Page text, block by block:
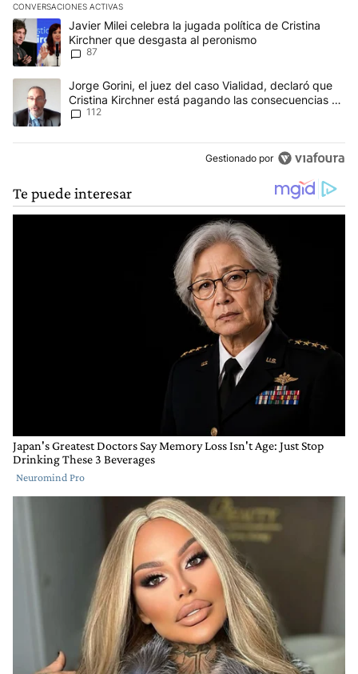
CONVERSACIONES ACTIVAS
Este listado muestra los artículos con más comentarios en los
Un artículo de tendencia con el título "Javier Milei celebra la
Javier Milei celebra la jugada política de Cristina
Kirchner que desgasta al peronismo
87
Un artículo de tendencia con el título "Jorge Gorini, el juez del
Jorge Gorini, el juez del caso Vialidad, declaró que
Cristina Kirchner está pagando las consecuencias de
cometer "un delito comprobado"
112
Gestionado por